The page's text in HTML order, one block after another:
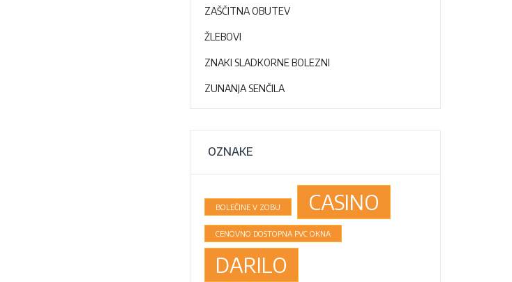
ZAŠČITNA OBUTEV
ŽLEBOVI
ZNAKI SLADKORNE BOLEZNI
ZUNANJA SENČILA
OZNAKE
BOLEČINE V ZOBU CASINO
CENOVNO DOSTOPNA PVC OKNA
DARILO